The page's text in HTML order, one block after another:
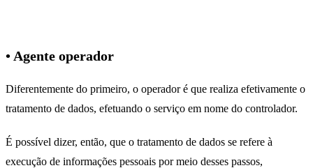
• Agente operador
Diferentemente do primeiro, o operador é que realiza efetivamente o
tratamento de dados, efetuando o serviço em nome do controlador.
É possível dizer, então, que o tratamento de dados se refere à
execução de informações pessoais por meio desses passos,